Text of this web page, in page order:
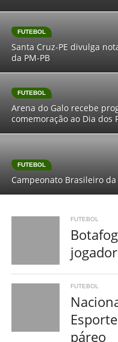
FUTEBOL
Santa Cruz-PE divulga
da PM-PB
FUTEBOL
Arena do Galo recebe
comemoração ao Dia dos
FUTEBOL
Campeonato Brasileiro da
FUTEBOL
FUTEBOL
páreo